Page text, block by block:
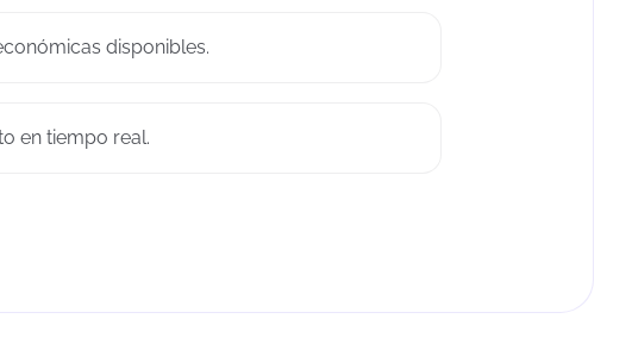
disponibles.
en tiempo real.